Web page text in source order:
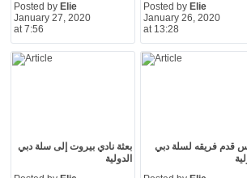
Posted by Elie
January 27, 2020
at 7:56
Posted by Elie
January 26, 2020
at 13:28
بعثة نادي بيروت إلى سلة دبي
الدولية
قدم فريقه لسلة دبي